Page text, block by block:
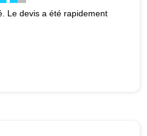
Le devis a été rapidement